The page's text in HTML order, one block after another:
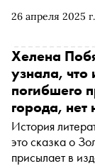
26 апреля 2025 г.
Хелена
узнала, что
погибшего
города, нет
История
это сказка о
присылает в